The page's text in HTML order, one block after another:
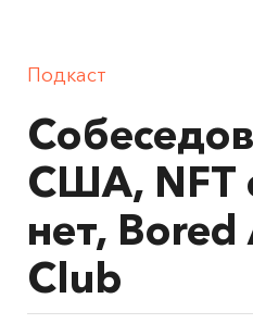
Подкаст
США, NFT
нет, Bored
Club